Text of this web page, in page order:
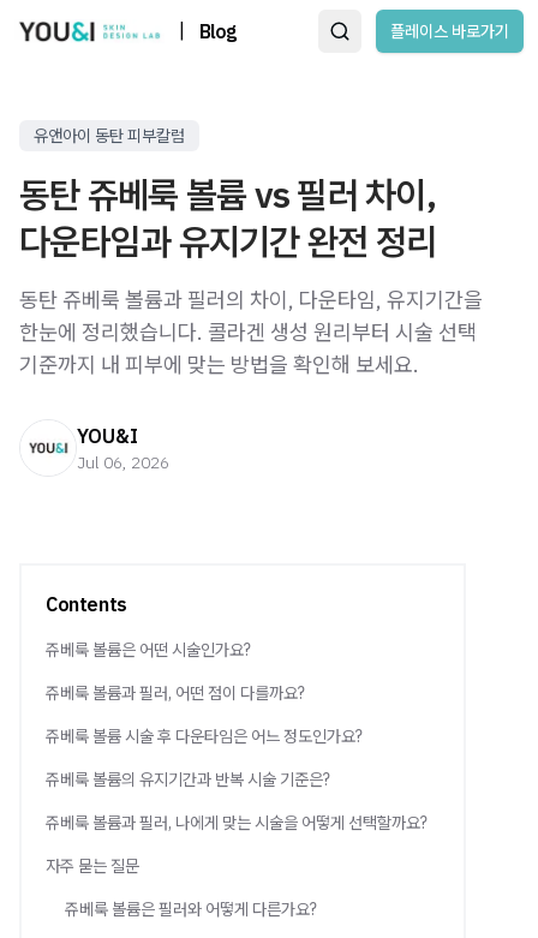
Blog 플레이스 바로가기
유앤아이 동탄 피부칼럼
동탄 쥬베룩 볼륨 vs 필러 차이,
다운타임과 유지기간 완전 정리
동탄 쥬베룩 볼륨과 필러의 차이, 다운타임, 유지기간을
한눈에 정리했습니다. 콜라겐 생성 원리부터 시술 선택
기준까지 내 피부에 맞는 방법을 확인해 보세요.
YOU&I
Jul 06, 2026
Contents
쥬베룩 볼륨은 어떤 시술인가요?
쥬베룩 볼륨과 필러, 어떤 점이 다를까요?
쥬베룩 볼륨 시술 후 다운타임은 어느 정도인가요?
쥬베룩 볼륨의 유지기간과 반복 시술 기준은?
쥬베룩 볼륨과 필러, 나에게 맞는 시술을 어떻게 선택할까요?
자주 묻는 질문
쥬베룩 볼륨은 필러와 어떻게 다른가요?